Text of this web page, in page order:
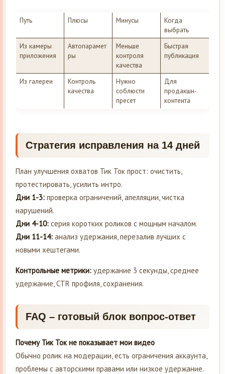
Путь Плюсы Минусы
Когда
выбрать
Из камеры
приложения
Автопарамет
ры
Меньше
контроля
качества
Быстрая
публикация
Из галереи
Контроль
качества
Нужно
соблюсти
пресет
Для
продакшн-
контента
Стратегия исправления на 14 дней
План улучшения охватов Тик Ток прост: очистить,
протестировать, усилить интро.
Дни 1-3: проверка ограничений, апелляции, чистка
нарушений.
Дни 4-10: серия коротких роликов с мощным началом.
Дни 11-14: анализ удержания, перезалив лучших с
новыми хештегами.
Контрольные метрики: удержание 3 секунды, среднее
удержание, CTR профиля, сохранения.
FAQ – готовый блок вопрос-ответ
Почему Тик Ток не показывает мои видео
Обычно ролик на модерации, есть ограничения аккаунта,
проблемы с авторскими правами или низкое удержание.